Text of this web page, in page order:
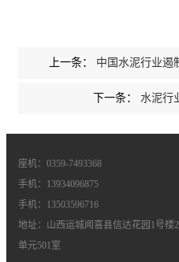
上一条： 中国水泥行业遏
下一条： 水泥行
座机：0359-7493368
手机：13934096875
手机：13503596716
地址：山西运城闻喜县信达花园1号楼2
单元501室